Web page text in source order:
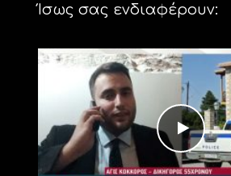
Ίσως σας ενδιαφέρουν: